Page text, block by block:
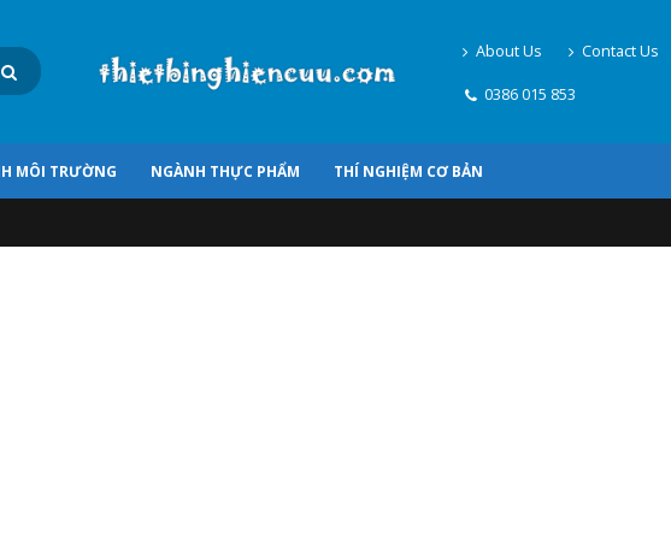
About Us Contact Us
0386 015 853
MÔI TRƯỜNG NGÀNH THỰC PHẨM THÍ NGHIỆM CƠ BẢN